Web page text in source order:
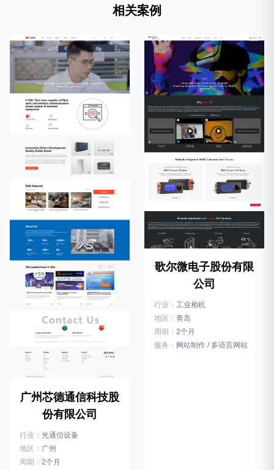
相关案例
广州芯德通信科技股
份有限公司
行业： 光通信设备
地区： 广州
周期： 2个月
歌尔微电子股份有限
公司
行业： 工业相机
地区： 青岛
周期： 2个月
服务： 网站制作 / 多语言网站